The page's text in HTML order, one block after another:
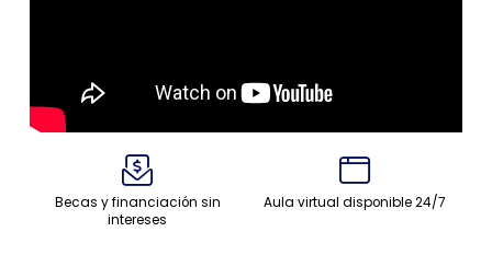
Becas y financiación sin
intereses
Aula virtual disponible 24/7